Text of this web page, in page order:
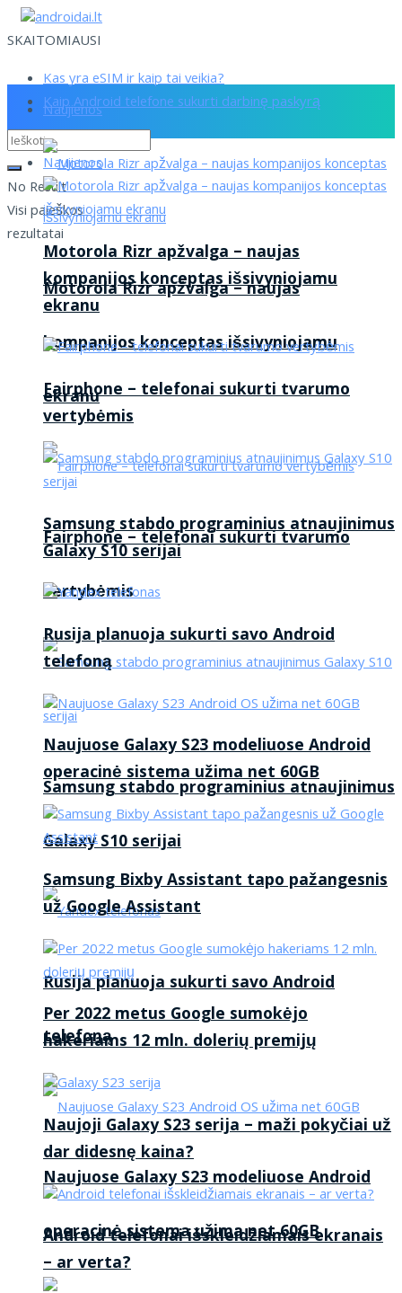
SKAITOMIAUSI
Kas yra eSIM ir kaip tai veikia?
Kaip Android telefone sukurti darbinę paskyrą
No Result
Visi paieškos
rezultatai
Naujienos
Motorola Rizr apžvalga – naujas
kompanijos konceptas išsivyniojamu
ekranu
Fairphone – telefonai sukurti tvarumo
vertybėmis
Samsung stabdo programinius atnaujinimus
Galaxy S10 serijai
Rusija planuoja sukurti savo Android
telefoną
Naujuose Galaxy S23 modeliuose Android
operacinė sistema užima net 60GB
Naujienos
Motorola Rizr apžvalga – naujas
kompanijos konceptas išsivyniojamu
ekranu
Fairphone – telefonai sukurti tvarumo
vertybėmis
Samsung stabdo programinius atnaujinimus
Galaxy S10 serijai
Rusija planuoja sukurti savo Android
telefoną
Naujuose Galaxy S23 modeliuose Android
operacinė sistema užima net 60GB
Samsung Bixby Assistant tapo pažangesnis
už Google Assistant
Per 2022 metus Google sumokėjo
hakeriams 12 mln. dolerių premijų
Naujoji Galaxy S23 serija – maži pokyčiai už
dar didesnę kaina?
Android telefonai išskleidžiamais ekranais
– ar verta?